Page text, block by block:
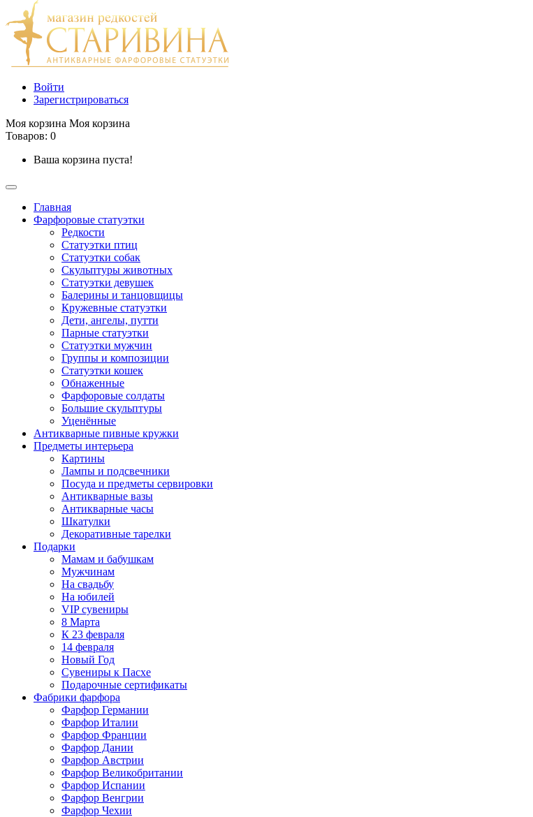
Войти
Зарегистрироваться
Моя корзина Моя корзина
Товаров: 0
Ваша корзина пуста!
Главная
Фарфоровые статуэтки
Редкости
Cтатуэтки птиц
Cтатуэтки собак
Скульптуры животных
Статуэтки девушек
Балерины и танцовщицы
Кружевные статуэтки
Дети, ангелы, путти
Парные статуэтки
Статуэтки мужчин
Группы и композиции
Статуэтки кошек
Обнаженные
Фарфоровые солдаты
Большие скульптуры
Уценённые
Антикварные пивные кружки
Предметы интерьера
Картины
Лампы и подсвечники
Посуда и предметы сервировки
Антикварные вазы
Антикварные часы
Шкатулки
Декоративные тарелки
Подарки
Мамам и бабушкам
Мужчинам
На свадьбу
На юбилей
VIP сувениры
8 Марта
К 23 февраля
14 февраля
Новый Год
Сувениры к Пасхе
Подарочные сертификаты
Фабрики фарфора
Фарфор Германии
Фарфор Италии
Фарфор Франции
Фарфор Дании
Фарфор Австрии
Фарфор Великобритании
Фарфор Испании
Фарфор Венгрии
Фарфор Чехии